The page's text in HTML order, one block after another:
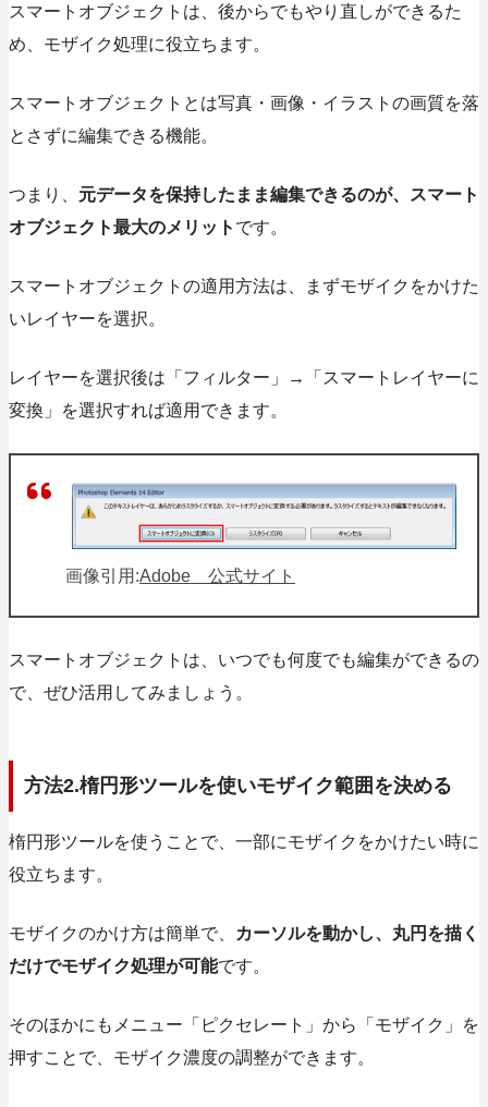
スマートオブジェクトは、 後からでもやり直しができるた
め、モザイク処理に役立ちます。
スマートオブジェクトとは写真・画像・イラストの画質を落
とさずに編集できる機能。
つまり、 元データを保持したまま編集できるのが、スマート
オブジェクト最大のメリット です。
スマートオブジェクトの適用方法は、まずモザイクをかけた
いレイヤーを選択。
レイヤーを選択後は「フィルター」→「スマートレイヤーに
変換」を選択すれば適用できます。
画像引用:Adobe 公式サイト
スマートオブジェクトは、いつでも何度でも編集ができるの
で、ぜひ活用してみましょう。
方法2.楕円形ツールを使いモザイク範囲を決める
楕円形ツールを使うことで、一部にモザイクをかけたい時に
役立ちます。
モザイクのかけ方は簡単で、
カーソルを動かし、丸円を描く
だけでモザイク処理が可能です。
そのほかにもメニュー「ピクセレート」から「モザイク」を
押すことで、モザイク濃度の調整ができます。